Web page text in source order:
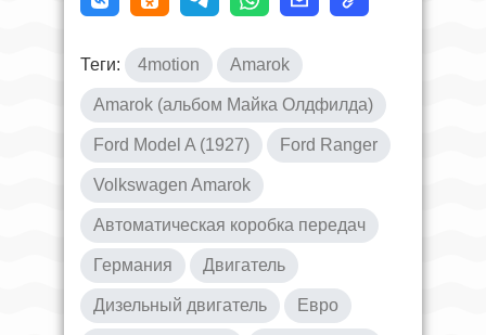
Теги: 4motion Amarok
Amarok (альбом Майка Олдфилда)
Ford Model A (1927) Ford Ranger
Volkswagen Amarok
Автоматическая коробка передач
Германия Двигатель
Дизельный двигатель Евро